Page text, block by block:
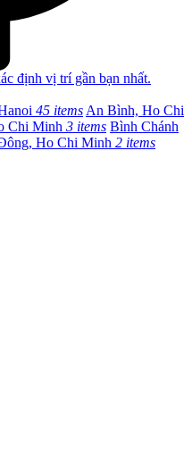
định vị trí gần bạn nhất.
45 items An Bình, Ho Chi
Chi Minh 3 items Bình Chánh
Ho Chi Minh 2 items